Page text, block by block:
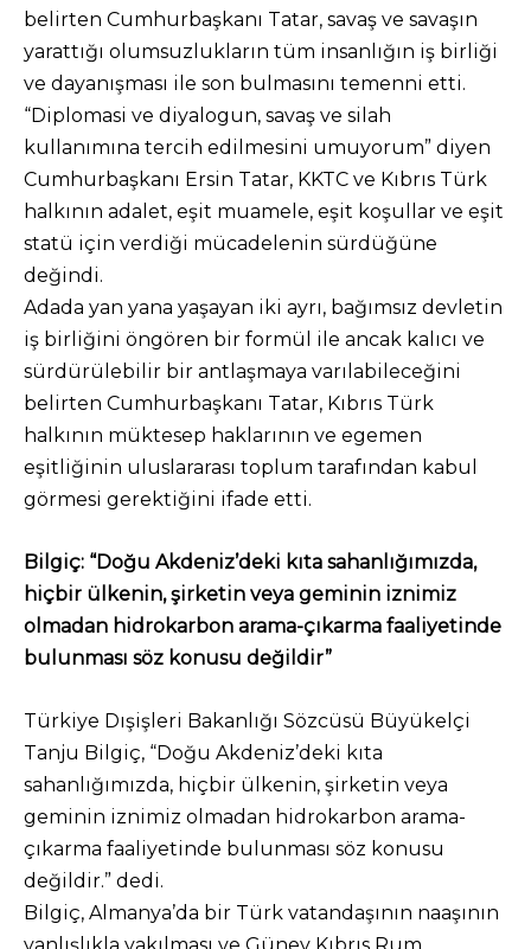
belirten Cumhurbaşkanı Tatar, savaş ve savaşın
yarattığı olumsuzlukların tüm insanlığın iş birliği
ve dayanışması ile son bulmasını temenni etti.
“Diplomasi ve diyalogun, savaş ve silah
kullanımına tercih edilmesini umuyorum” diyen
Cumhurbaşkanı Ersin Tatar, KKTC ve Kıbrıs Türk
halkının adalet, eşit muamele, eşit koşullar ve eşit
statü için verdiği mücadelenin sürdüğüne
değindi.
Adada yan yana yaşayan iki ayrı, bağımsız devletin
iş birliğini öngören bir formül ile ancak kalıcı ve
sürdürülebilir bir antlaşmaya varılabileceğini
belirten Cumhurbaşkanı Tatar, Kıbrıs Türk
halkının müktesep haklarının ve egemen
eşitliğinin uluslararası toplum tarafından kabul
görmesi gerektiğini ifade etti.
Bilgiç: “Doğu Akdeniz’deki kıta sahanlığımızda,
hiçbir ülkenin, şirketin veya geminin iznimiz
olmadan hidrokarbon arama-çıkarma faaliyetinde
bulunması söz konusu değildir”
Türkiye Dışişleri Bakanlığı Sözcüsü Büyükelçi
Tanju Bilgiç, “Doğu Akdeniz’deki kıta
sahanlığımızda, hiçbir ülkenin, şirketin veya
geminin iznimiz olmadan hidrokarbon arama-
çıkarma faaliyetinde bulunması söz konusu
değildir.” dedi.
Bilgiç, Almanya’da bir Türk vatandaşının naaşının